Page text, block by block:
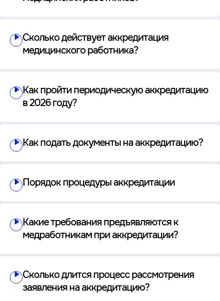
Сколько действует аккредитация
медицинского работника?
Как пройти периодическую аккредитацию
в 2026 году?
Как подать документы на аккредитацию?
Порядок процедуры аккредитации
Какие требования предъявляются к
медработникам при аккредитации?
Сколько длится процесс рассмотрения
заявления на аккредитацию?